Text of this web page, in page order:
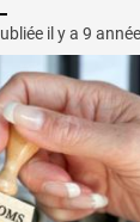
il y a 9